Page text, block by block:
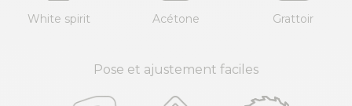
White spirit Acétone Grattoir
Pose et ajustement faciles